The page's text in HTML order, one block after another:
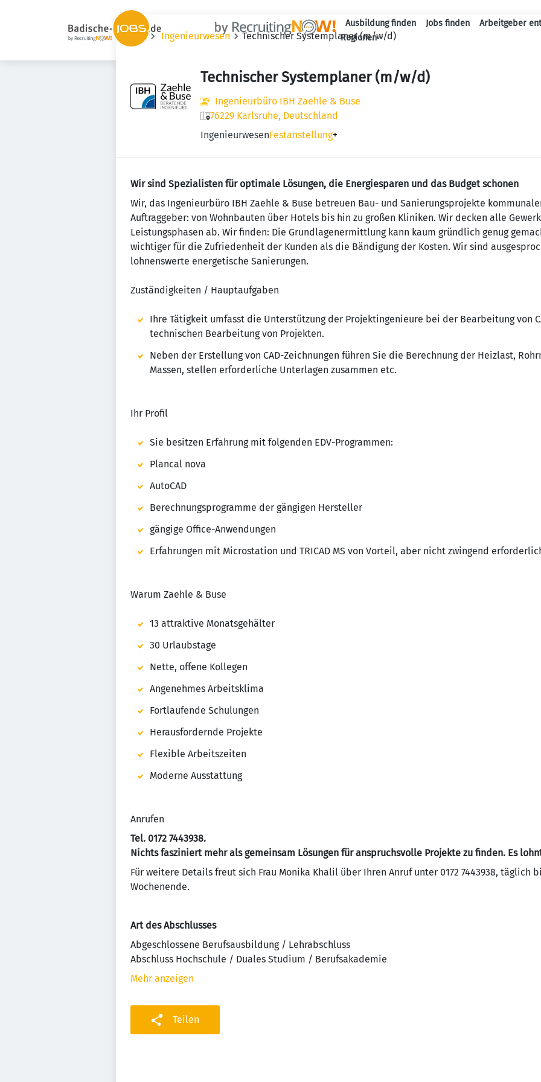
Ausbildung finden Jobs finden
Arbeitgeber
Regionen
Jobs Ingenieurwesen Technischer Systemplaner (m/w/d)
Technischer Systemplaner (m/w/d)
Ingenieurbüro IBH Zaehle & Buse
76229 Karlsruhe, Deutschland
IngenieurwesenFestanstellung+
Wir sind Spezialisten für optimale Lösungen, die Energiesparen und das Budget schonen
Wir, das Ingenieurbüro IBH Zaehle & Buse betreuen Bau- und Sanierungsprojekte
Auftraggeber: von Wohnbauten über Hotels bis hin zu großen Kliniken. Wir decken alle
Leistungsphasen ab. Wir finden: Die Grundlagenermittlung kann kaum gründlich genug
wichtiger für die Zufriedenheit der Kunden als die Bändigung der Kosten. Wir sind
lohnenswerte energetische Sanierungen.
Zuständigkeiten / Hauptaufgaben
Ihre Tätigkeit umfasst die Unterstützung der Projektingenieure bei der Bearbeitung von
technischen Bearbeitung von Projekten.
Neben der Erstellung von CAD-Zeichnungen führen Sie die Berechnung der Heizlast,
Massen, stellen erforderliche Unterlagen zusammen etc.
Ihr Profil
Sie besitzen Erfahrung mit folgenden EDV-Programmen:
Plancal nova
AutoCAD
Berechnungsprogramme der gängigen Hersteller
gängige Office-Anwendungen
Erfahrungen mit Microstation und TRICAD MS von Vorteil, aber nicht zwingend
Warum Zaehle & Buse
13 attraktive Monatsgehälter
30 Urlaubstage
Nette, offene Kollegen
Angenehmes Arbeitsklima
Fortlaufende Schulungen
Herausfordernde Projekte
Flexible Arbeitszeiten
Moderne Ausstattung
Anrufen
Tel. 0172 7443938.
Nichts fasziniert mehr als gemeinsam Lösungen für anspruchsvolle Projekte zu finden. Es
Für weitere Details freut sich Frau Monika Khalil über Ihren Anruf unter 0172 7443938, täglich
Wochenende.
Art des Abschlusses
Abgeschlossene Berufsausbildung / Lehrabschluss
Abschluss Hochschule / Duales Studium / Berufsakademie
Mehr anzeigen
Teilen